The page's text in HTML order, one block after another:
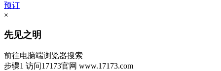
预订
×
先见之明
前往电脑端浏览器搜索
步骤1 访问17173官网 www.17173.com